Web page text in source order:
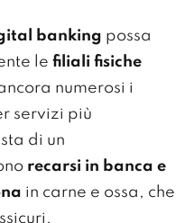
banking possa
le filiali fisiche
numerosi i
servizi più
di un
recarsi in banca e
in carne e ossa, che